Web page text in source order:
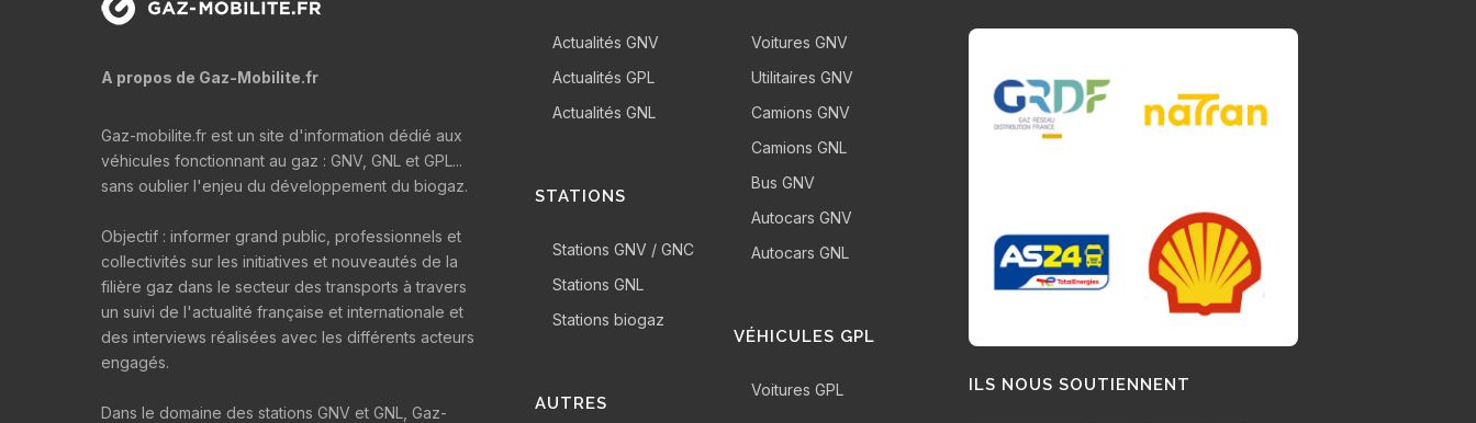
A propos de Gaz-Mobilite.fr
Gaz-mobilite.fr est un site d'information dédié aux
véhicules fonctionnant au gaz : GNV, GNL et GPL...
sans oublier l'enjeu du développement du biogaz.
Objectif : informer grand public, professionnels et
collectivités sur les initiatives et nouveautés de la
filière gaz dans le secteur des transports à travers
un suivi de l'actualité française et internationale et
des interviews réalisées avec les différents acteurs
engagés.
Dans le domaine des stations GNV et GNL, Gaz-
Actualités GNV
Actualités GPL
Actualités GNL
STATIONS
Stations GNV / GNC
Stations GNL
Stations biogaz
AUTRES
Voitures GNV
Utilitaires GNV
Camions GNV
Camions GNL
Bus GNV
Autocars GNV
Autocars GNL
VÉHICULES GPL
Voitures GPL ILS NOUS SOUTIENNENT